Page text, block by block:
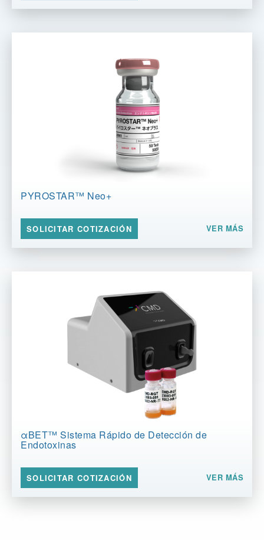
PYROSTAR™ Neo+
SOLICITAR COTIZACIÓN VER MÁS
αBET™️ Sistema Rápido de Detección de
Endotoxinas
SOLICITAR COTIZACIÓN VER MÁS